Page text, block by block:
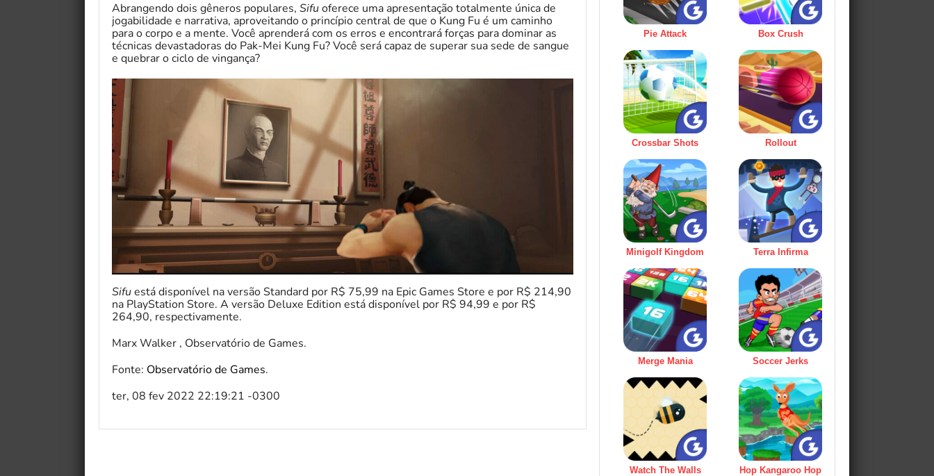
Abrangendo dois gêneros populares, Sifuoferece uma apresentação totalmente única de
jogabilidade e narrativa, aproveitando o princípio central de que o Kung Fu é um caminho
para o corpo e a mente. Você aprenderá com os erros e encontrará forças para dominar as
técnicas devastadoras do Pak-Mei Kung Fu? Você será capaz de superar sua sede de sangue
e quebrar o ciclo de vingança?
Sifuestá disponível na versão Standard por R$ 75,99 na Epic Games Store e por R$ 214,90
na PlayStation Store. A versão Deluxe Edition está disponível por R$ 94,99 e por R$
264,90, respectivamente.
Marx Walker , Observatório de Games.
Fonte: Observatório de Games.
ter, 08 fev 2022 22:19:21 -0300
Pie Attack Box Crush
Crossbar Shots Rollout
Minigolf Kingdom Terra Infirma
Merge Mania Soccer Jerks
Watch The Walls Hop Kangaroo Hop